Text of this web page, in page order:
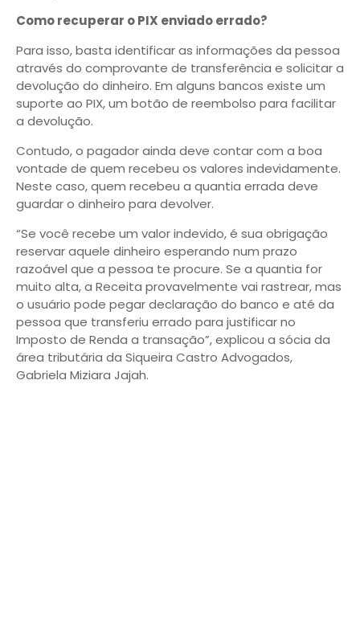
Como recuperar o PIX enviado errado?
Para isso, basta identificar as informações da pessoa
através do comprovante de transferência e solicitar a
devolução do dinheiro. Em alguns bancos existe um
suporte ao PIX, um botão de reembolso para facilitar
a devolução.
Contudo, o pagador ainda deve contar com a boa
vontade de quem recebeu os valores indevidamente.
Neste caso, quem recebeu a quantia errada deve
guardar o dinheiro para devolver.
“Se você recebe um valor indevido, é sua obrigação
reservar aquele dinheiro esperando num prazo
razoável que a pessoa te procure. Se a quantia for
muito alta, a Receita provavelmente vai rastrear, mas
o usuário pode pegar declaração do banco e até da
pessoa que transferiu errado para justificar no
Imposto de Renda a transação”, explicou a sócia da
área tributária da Siqueira Castro Advogados,
Gabriela Miziara Jajah.